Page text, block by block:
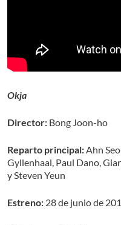
Okja
Director: Bong Joon-ho
Reparto principal:Ahn
Gyllenhaal, Paul Dano,
y Steven Yeun
Estreno: 28 de junio de